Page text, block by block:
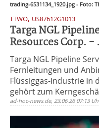
trading-6531134_1920.jpg - Foto:
TTWO, US87612G1013
Targa NGL
Resources Corp. -
Targa NGL Pipeline
Fernleitungen und
Flüssiggas-Industrie in
gehört zum
ad-hoc-news.de, 23.06.26 07:13